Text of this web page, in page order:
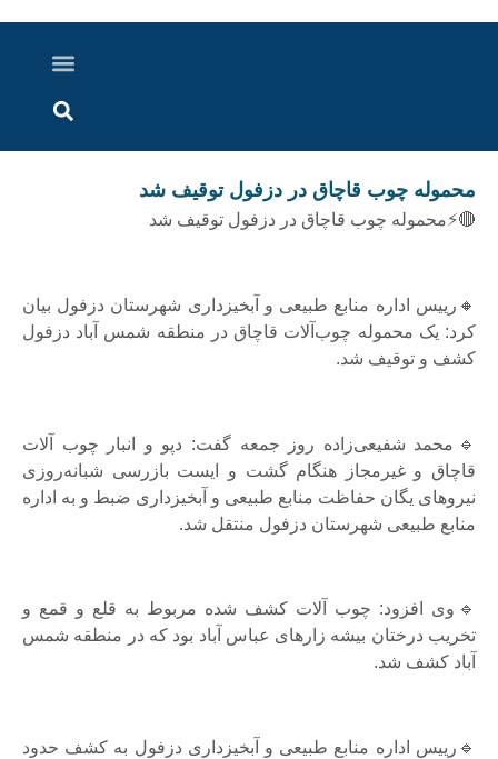
محموله چوب قاچاق در دزفول توقیف شد
🔴⚡محموله چوب قاچاق در دزفول توقیف شد
🔸رییس اداره منابع طبیعی و آبخیزداری شهرستان دزفول بیان
کرد: یک محموله چوب‌آلات قاچاق در منطقه شمس آباد دزفول
کشف و توقیف شد.
🔹محمد شفیعی‌زاده روز جمعه گفت: دپو و انبار چوب آلات
قاچاق و غیرمجاز هنگام گشت و ایست بازرسی شبانه‌روزی
نیروهای یگان حفاظت منابع طبیعی و آبخیزداری ضبط و به اداره
منابع طبیعی شهرستان دزفول منتقل شد.
🔹وی افزود: چوب آلات کشف شده مربوط به قلع و قمع و
تخریب درختان بیشه زارهای عباس آباد بود که در منطقه شمس
آباد کشف شد.
🔹رییس اداره منابع طبیعی و آبخیزداری دزفول به کشف حدود